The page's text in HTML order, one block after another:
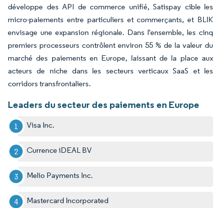
développe des API de commerce unifié, Satispay cible les
micro-paiements entre particuliers et commerçants, et BLIK
envisage une expansion régionale. Dans l'ensemble, les cinq
premiers processeurs contrôlent environ 55 % de la valeur du
marché des paiements en Europe, laissant de la place aux
acteurs de niche dans les secteurs verticaux SaaS et les
corridors transfrontaliers.
Leaders du secteur des paiements en Europe
Visa Inc.
Currence iDEAL BV
Melio Payments Inc.
Mastercard Incorporated